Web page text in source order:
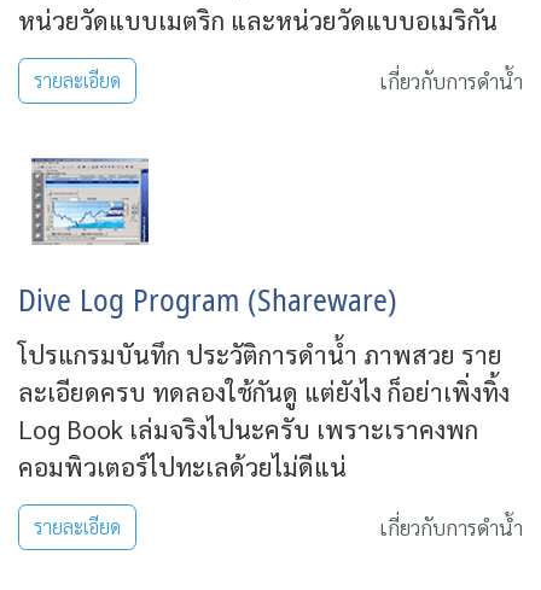
หน่วยวัดแบบเมตริก และหน่วยวัดแบบอเมริกัน
รายละเอียด เกี่ยวกับการดำน้ำ
Dive Log Program (Shareware)
โปรแกรมบันทึก ประวัติการดำน้ำ ภาพสวย ราย
ละเอียดครบ ทดลองใช้กันดู แต่ยังไง ก็อย่าเพิ่งทิ้ง
Log Book เล่มจริงไปนะครับ เพราะเราคงพก
คอมพิวเตอร์ไปทะเลด้วยไม่ดีแน่
รายละเอียด เกี่ยวกับการดำน้ำ